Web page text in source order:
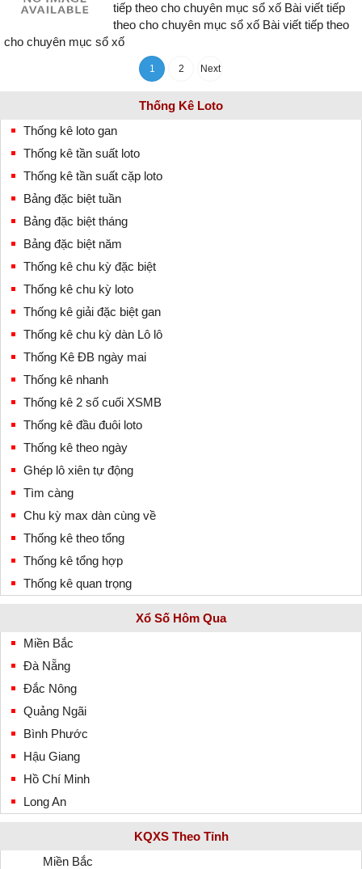
tiếp theo cho chuyên mục sổ xố Bài viết tiếp
theo cho chuyên mục sổ xố Bài viết tiếp theo
cho chuyên mục sổ xố
1 2 Next
Thống Kê Loto
Thống kê loto gan
Thống kê tần suất loto
Thống kê tần suất cặp loto
Bảng đặc biệt tuần
Bảng đặc biệt tháng
Bảng đặc biệt năm
Thống kê chu kỳ đặc biệt
Thống kê chu kỳ loto
Thống kê giải đặc biệt gan
Thống kê chu kỳ dàn Lô lô
Thống Kê ĐB ngày mai
Thống kê nhanh
Thống kê 2 số cuối XSMB
Thống kê đầu đuôi loto
Thống kê theo ngày
Ghép lô xiên tự động
Tìm càng
Chu kỳ max dàn cùng về
Thống kê theo tổng
Thống kê tổng hợp
Thống kê quan trọng
Xổ Số Hôm Qua
Miền Bắc
Đà Nẵng
Đắc Nông
Quảng Ngãi
Bình Phước
Hậu Giang
Hồ Chí Minh
Long An
KQXS Theo Tỉnh
Miền Bắc